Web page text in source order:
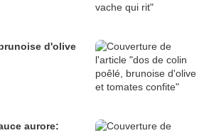
d'olive